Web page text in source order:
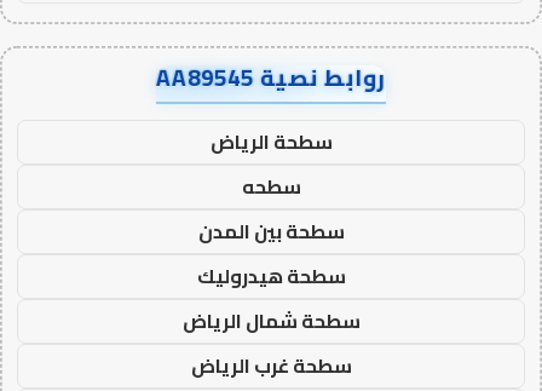
روابط نصية AA89545
سطحة الرياض
سطحه
سطحة بين المدن
سطحة هيدروليك
سطحة شمال الرياض
سطحة غرب الرياض